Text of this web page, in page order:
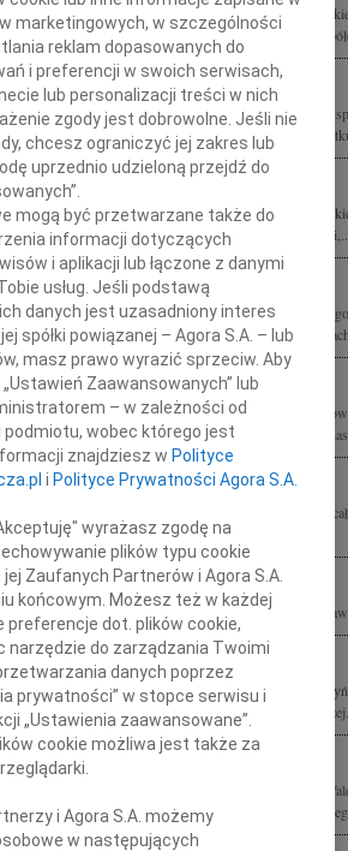
wiadomość o tragicznej śmierci Jerzego
Kolegi. Rodzinie składam wyrazy najgłębszego
Twoja tragedia. Składamy wyrazy najgłębszego
Męża Jerzego Szmajdzińskiego Łączymy się z Tobą w
wiadomość o tragicznej śmierci Jerzego
Członkami oficjalnej państwowej delegacji
żegnamy naszego Przyjaciela Jerzego
i Andrzejowi wyrazy współczucia w tych trudnych
"Pokolenia" żegna Przewodniczącego Zarządu
wstrząsnęła nami głęboko. Odszedł, pozostawiając
dla Małgosi i Dzieci Andrzejka i Agnieszki oraz
wielkiego serca, rozwagi i rozumu Jerzego...
się z Małżonką i Dziećmi Jerzego Szmajdzińskiego
katastrofie lotniczej pod Smoleńskiem zginęli Lech
Płoski Ordynariusz Polowy Wojska Polskiego
Jej Dzieciom oraz Jej Bratu, naszemu Koledze
współczucia z powodu odejścia Jerzego
marketingowych, w szczególności
reklam dopasowanych do
i preferencji w swoich serwisach,
lub personalizacji treści w nich
zgody jest dobrowolne. Jeśli nie
chcesz ograniczyć jej zakres lub
uprzednio udzieloną przejdź do
mogą być przetwarzane także do
informacji dotyczących
i aplikacji lub łączone z danymi
usług. Jeśli podstawą
danych jest uzasadniony interes
spółki powiązanej – Agora S.A. – lub
masz prawo wyrazić sprzeciw. Aby
Zaawansowanych” lub
– w zależności od
wobec którego jest
znajdziesz w Polityce
i Polityce Prywatności Agora S.A.
wyrażasz zgodę na
plików typu cookie
jej Zaufanych Partnerów i Agora S.A.
końcowym. Możesz też w każdej
preferencje dot. plików cookie,
narzędzie do zarządzania Twoimi
danych poprzez
prywatności” w stopce serwisu i
„Ustawienia zaawansowane”.
cookie możliwa jest także za
i Agora S.A. możemy
w następujących